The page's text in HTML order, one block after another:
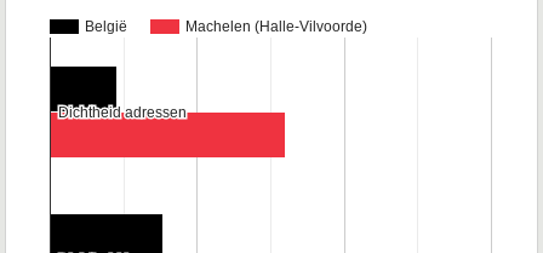
België Machelen (Halle-Vilvoorde)
Dichtheid adressen
Dichtheid adressen